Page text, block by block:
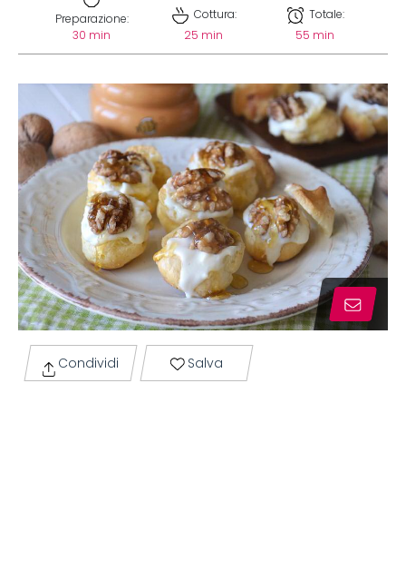
Preparazione:
30 min
Cottura:
25 min
Totale:
55 min
Condividi Salva